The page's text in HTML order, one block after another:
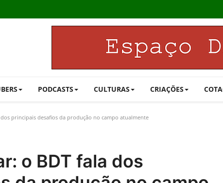
PODCASTS CULTURAS CRIAÇÕES
principais desafios da produção no campo atualmente
o BDT fala dos